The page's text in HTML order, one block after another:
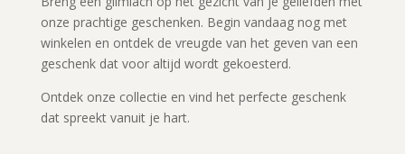
onze prachtige geschenken. Begin vandaag nog met
winkelen en ontdek de vreugde van het geven van een
geschenk dat voor altijd wordt gekoesterd.
Ontdek onze collectie en vind het perfecte geschenk
dat spreekt vanuit je hart.